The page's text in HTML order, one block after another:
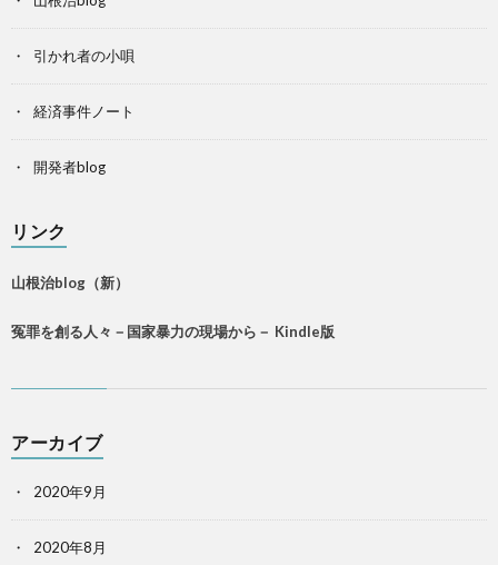
引かれ者の小唄
経済事件ノート
開発者blog
リンク
山根治blog（新）
冤罪を創る人々－国家暴力の現場から－ Kindle版
アーカイブ
2020年9月
2020年8月